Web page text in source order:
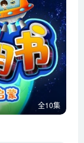
全10集